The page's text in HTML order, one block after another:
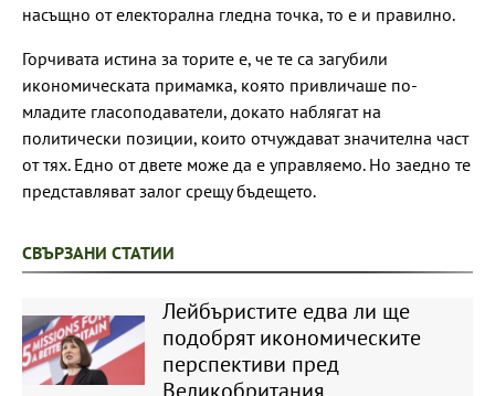
насъщно от електорална гледна точка, то е и правилно.
Горчивата истина за торите е, че те са загубили
икономическата примамка, която привличаше по-
младите гласоподаватели, докато наблягат на
политически позиции, които отчуждават значителна част
от тях. Едно от двете може да е управляемо. Но заедно те
представляват залог срещу бъдещето.
СВЪРЗАНИ СТАТИИ
Лейбъристите едва ли ще
подобрят икономическите
перспективи пред
Великобритания